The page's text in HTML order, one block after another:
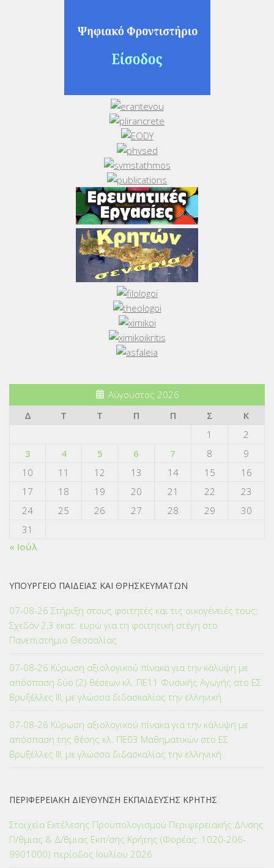
Αύγουστος 2026
Δ
Τ Τ Π Π Σ
Κ
1
2
3
4 5 6 7 8
9
10
11 12 13 14 15
16
17
18 19 20 21 22
23
24
25 26 27 28 29
30
31
« Ιούλ
ΥΠΟΥΡΓΕΙΟ ΠΑΙΔΕΙΑΣ ΚΑΙ ΘΡΗΣΚΕΥΜΑΤΩΝ
07-08-26 Στήριξη στους φοιτητές και τις οικογένειές τους:
Σχεδόν 2,3 εκατ. ευρώ για τη φοιτητική στέγη στο
Πανεπιστήμιο Θεσσαλίας
07-08-26 Κύρωση αξιολογικού πίνακα για την κάλυψη με
απόσπαση δύο (2) θέσεων κλ. ΠΕ11 Φυσικής Αγωγής στο ΕΣ
Βρυξέλλες ΙΙΙ, με γλώσσα διδασκαλίας την ελληνική
07-08-26 Κύρωση αξιολογικού πίνακα για την κάλυψη με
απόσπαση της θέσης κλ. ΠΕ03 Μαθηματικών στο ΕΣ
Βρυξέλλες ΙΙΙ, με γλώσσα διδασκαλίας την ελληνική
ΠΕΡΙΦΕΡΕΙΑΚΗ ΔΙΕΥΘΥΝΣΗ ΕΚΠΑΙΔΕΥΣΗΣ ΚΡΗΤΗΣ
Στοιχεία Εκτέλεσης Προϋπολογισμού Περιφερειακής Δ/νσης
Π/θμιας & Δ/θμιας Εκπ/σης Κρήτης (Φορέας: 1020-206-
9901000) περίοδος Ιουλίου 2026